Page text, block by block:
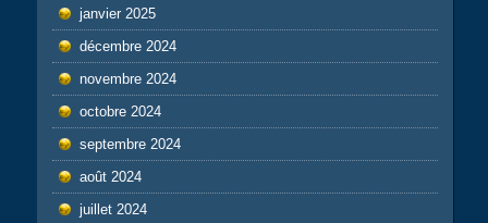
janvier 2025
décembre 2024
novembre 2024
octobre 2024
septembre 2024
août 2024
juillet 2024